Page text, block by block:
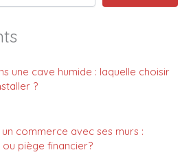
une cave humide : laquelle choisir
?
commerce avec ses murs :
piège financier?